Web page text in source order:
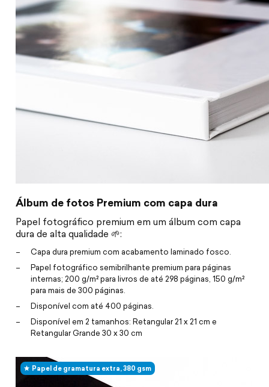
Álbum de fotos Premium com capa dura
Papel fotográfico premium em um álbum com capa
dura de alta qualidade 🌱:
Capa dura premium com acabamento laminado fosco.
Papel fotográfico semibrilhante premium para páginas
internas; 200 g/m² para livros de até 298 páginas, 150 g/m²
para mais de 300 páginas.
Disponível com até 400 páginas.
Disponível em 2 tamanhos: Retangular 21 x 21 cm e
Retangular Grande 30 x 30 cm
Papel de gramatura extra, 380 gsm